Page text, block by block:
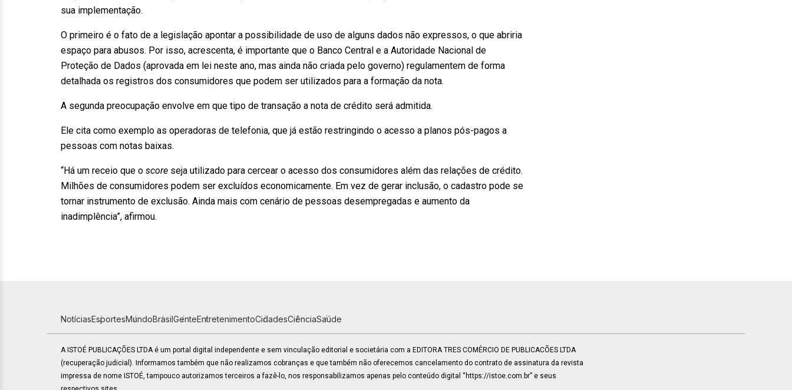
sua implementação.
O primeiro é o fato de a legislação apontar a possibilidade de uso de alguns dados não expressos, o que abriria
espaço para abusos. Por isso, acrescenta, é importante que o Banco Central e a Autoridade Nacional de
Proteção de Dados (aprovada em lei neste ano, mas ainda não criada pelo governo) regulamentem de forma
detalhada os registros dos consumidores que podem ser utilizados para a formação da nota.
A segunda preocupação envolve em que tipo de transação a nota de crédito será admitida.
Ele cita como exemplo as operadoras de telefonia, que já estão restringindo o acesso a planos pós-pagos a
pessoas com notas baixas.
“Há um receio que o score seja utilizado para cercear o acesso dos consumidores além das relações de crédito.
Milhões de consumidores podem ser excluídos economicamente. Em vez de gerar inclusão, o cadastro pode se
tornar instrumento de exclusão. Ainda mais com cenário de pessoas desempregadas e aumento da
inadimplência”, afirmou.
NotíciasEsportesMundoBrasilGenteEntretenimentoCidadesCiênciaSaúde
A ISTOÉ PUBLICAÇÕES LTDA é um portal digital independente e sem vinculação editorial e societária com a EDITORA TRES COMÉRCIO DE PUBLICACÕES LTDA
(recuperação judicial). Informamos também que não realizamos cobranças e que também não oferecemos cancelamento do contrato de assinatura da revista
impressa de nome ISTOÉ, tampouco autorizamos terceiros a fazê-lo, nos responsabilizamos apenas pelo conteúdo digital “https://istoe.com.br” e seus